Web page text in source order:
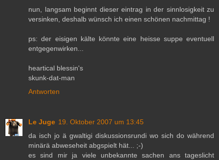
nun, langsam beginnt dieser eintrag in der sinnlosigkeit zu
versinken, deshalb wünsch ich einen schönen nachmittag !
ps: der eisigen kälte könnte eine heisse suppe eventuell
entgegenwirken...
heartical blessin's
skunk-dat-man
Antworten
Le Juge 19. Oktober 2007 um 13:45
da isch jo ä gwaltigi diskussionsrundi wo sich do während
minärä abweseheit abgspielt hät... ;-)
es sind mir ja viele unbekannte sachen ans tageslicht